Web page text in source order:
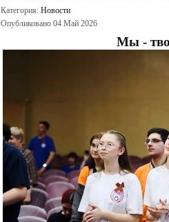
Категория: Новости
Опубликовано 04 Май 2026
Мы -